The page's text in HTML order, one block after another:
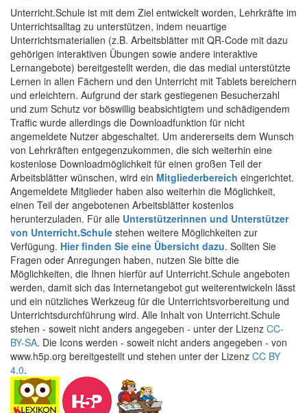
Unterricht.Schule ist mit dem Ziel entwickelt worden, Lehrkräfte im
Unterrichtsalltag zu unterstützen, indem neuartige
Unterrichtsmaterialien (z.B. Arbeitsblätter mit QR-Code mit dazu
gehörigen interaktiven Übungen sowie andere interaktive
Lernangebote) bereitgestellt werden, die das medial unterstützte
Lernen in allen Fächern und den Unterricht mit Tablets bereichern
und erleichtern. Aufgrund der stark gestiegenen Besucherzahl
und zum Schutz vor böswillig beabsichtigtem und schädigendem
Traffic wurde allerdings die Downloadfunktion für nicht
angemeldete Nutzer abgeschaltet. Um andererseits dem Wunsch
von Lehrkräften entgegenzukommen, die sich weiterhin eine
kostenlose Downloadmöglichkeit für einen großen Teil der
Arbeitsblätter wünschen, wird ein Mitgliederbereich eingerichtet.
Angemeldete Mitglieder haben also weiterhin die Möglichkeit,
einen Teil der angebotenen Arbeitsblätter kostenlos
herunterzuladen. Für alle Unterstützerinnen und Unterstützer
von Unterricht.Schule stehen weitere Möglichkeiten zur
Verfügung. Hier finden Sie eine Übersicht dazu. Sollten Sie
Fragen oder Anregungen haben, nutzen Sie bitte die
Möglichkeiten, die Ihnen hierfür auf Unterricht.Schule angeboten
werden, damit sich das Internetangebot gut weiterentwickeln lässt
und ein nützliches Werkzeug für die Unterrichtsvorbereitung und
Unterrichtsdurchführung wird. Alle Inhalt von Unterricht.Schule
stehen - soweit nicht anders angegeben - unter der Lizenz CC-
BY-SA. Die Icons werden - soweit nicht anders angegeben - von
www.h5p.org bereitgestellt und stehen unter der Lizenz CC BY
4.0.